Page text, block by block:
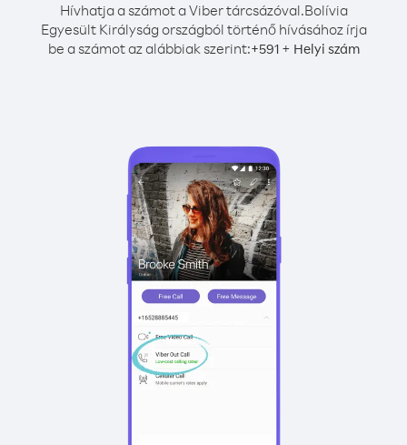
Hívhatja a számot a Viber tárcsázóval.Bolívia
Egyesült Királyság országból történő hívásához írja
be a számot az alábbiak szerint:+591+ Helyi szám